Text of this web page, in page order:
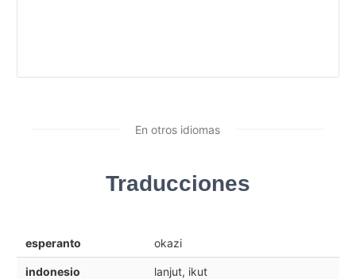
En otros idiomas
Traducciones
esperanto okazi
indonesio lanjut, ikut